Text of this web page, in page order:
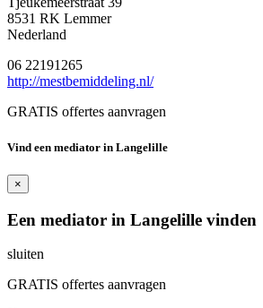
8531 RK Lemmer
Nederland
06 22191265
http://mestbemiddeling.nl/
GRATIS offertes aanvragen
Vind een mediator in Langelille
×
Een mediator in Langelille vinden
sluiten
GRATIS offertes aanvragen